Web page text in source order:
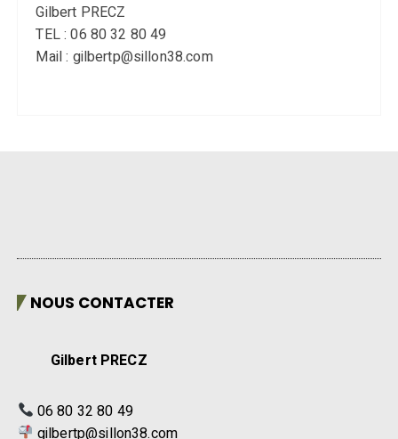
Gilbert PRECZ
TEL : 06 80 32 80 49
Mail : gilbertp@sillon38.com
NOUS CONTACTER
Gilbert PRECZ
06 80 32 80 49
gilbertp@sillon38.com